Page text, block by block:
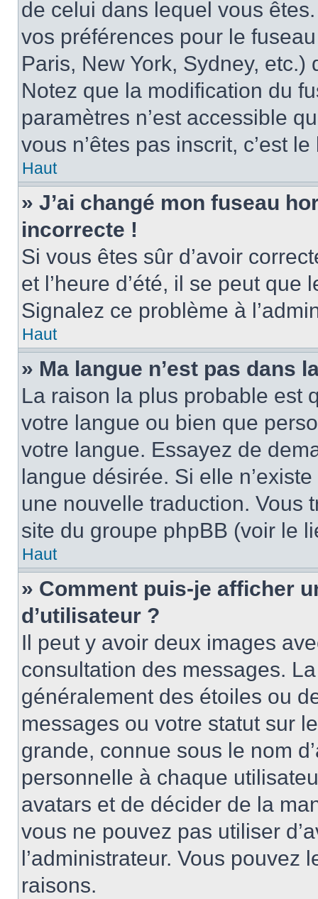
de celui dans lequel vous
vos préférences pour le
Paris, New York, Sydney, etc.)
Notez que la modification du
paramètres n’est accessible
vous n’êtes pas inscrit, c’est
Haut
» J’ai changé mon fuseau
incorrecte !
Si vous êtes sûr d’avoir
et l’heure d’été, il se peut que
Signalez ce problème à
Haut
» Ma langue n’est pas dans
La raison la plus probable est
votre langue ou bien que
votre langue. Essayez de
langue désirée. Si elle
une nouvelle traduction. Vous
site du groupe phpBB (voir le
Haut
» Comment puis-je afficher
d’utilisateur ?
Il peut y avoir deux images
consultation des messages.
généralement des étoiles ou
messages ou votre statut sur
grande, connue sous le nom
personnelle à chaque
avatars et de décider de la
vous ne pouvez pas utiliser
l’administrateur. Vous pouvez
raisons.